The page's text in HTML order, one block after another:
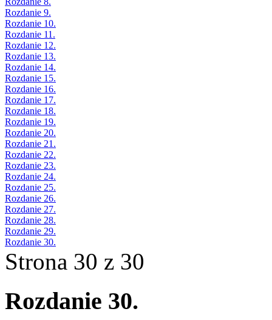
Rozdanie 9.
Rozdanie 10.
Rozdanie 11.
Rozdanie 12.
Rozdanie 13.
Rozdanie 14.
Rozdanie 15.
Rozdanie 16.
Rozdanie 17.
Rozdanie 18.
Rozdanie 19.
Rozdanie 20.
Rozdanie 21.
Rozdanie 22.
Rozdanie 23.
Rozdanie 24.
Rozdanie 25.
Rozdanie 26.
Rozdanie 27.
Rozdanie 28.
Rozdanie 29.
Rozdanie 30.
Strona 30 z 30
Rozdanie 30.